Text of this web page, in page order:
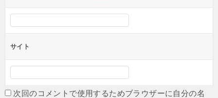
サイト
次回のコメントで使用するためブラウザーに自分の名